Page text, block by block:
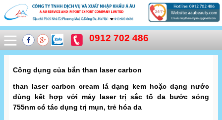
0912 702 486
Công dụng của bắn than laser carbon
than laser carbon cream lá dạng kem hoặc dạng nước
dùng kết hợp với máy laser trị sắc tố da bước sóng
755nm có tác dụng trị mụn, trẻ hóa da